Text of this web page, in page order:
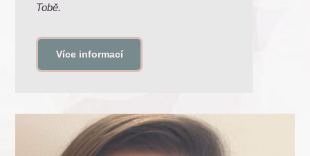
Tobě.
Více informací